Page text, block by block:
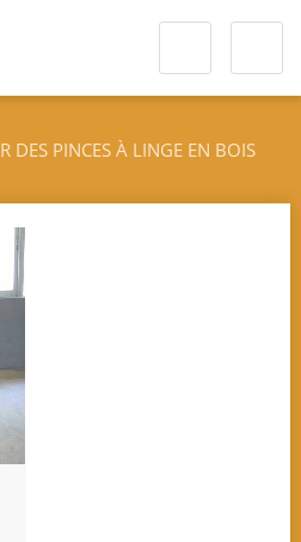
DES PINCES À LINGE EN BOIS